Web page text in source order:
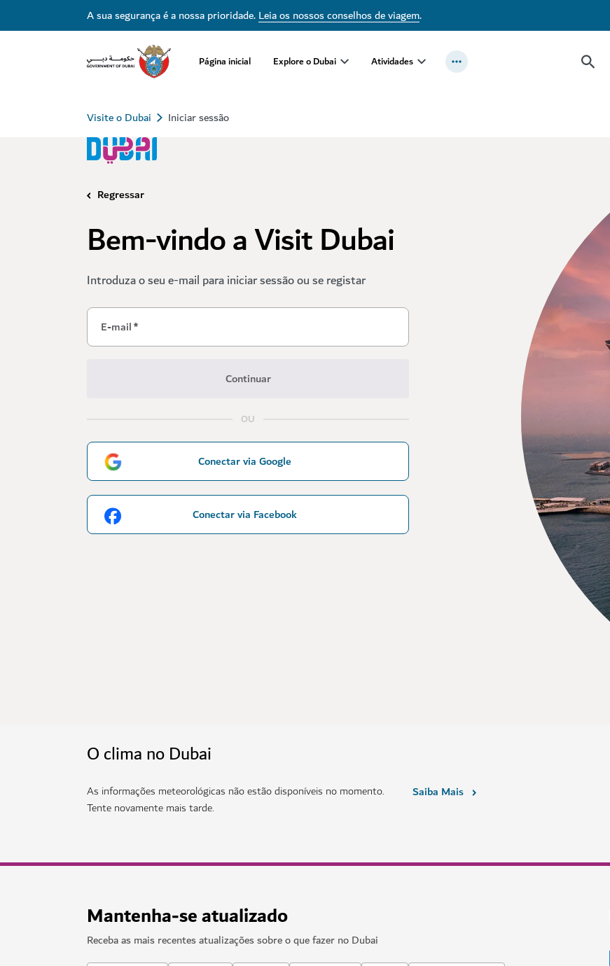
A sua segurança é a nossa prioridade.Leia os nossos conselhos de viagem.
Página inicial Explore o Dubai Atividades
Visite o Dubai Iniciar sessão
Regressar
Bem-vindo a Visit Dubai
Introduza o seu e-mail para iniciar sessão ou se registar
E-mail*
Continuar
OU
Conectar via Google
Conectar via Facebook
O clima no Dubai
As informações meteorológicas não estão disponíveis no momento.
Tente novamente mais tarde.
Saiba Mais
Mantenha-se atualizado
Receba as mais recentes atualizações sobre o que fazer no Dubai